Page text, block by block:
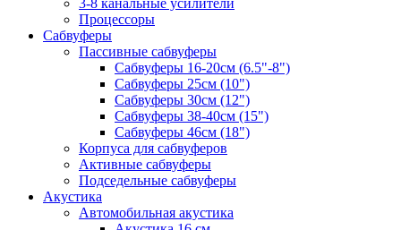
Процессоры
Сабвуферы
Пассивные сабвуферы
Сабвуферы 16-20см (6.5"-8")
Сабвуферы 25см (10")
Сабвуферы 30см (12")
Сабвуферы 38-40см (15")
Сабвуферы 46см (18")
Корпуса для сабвуферов
Активные сабвуферы
Подседельные сабвуферы
Акустика
Автомобильная акустика